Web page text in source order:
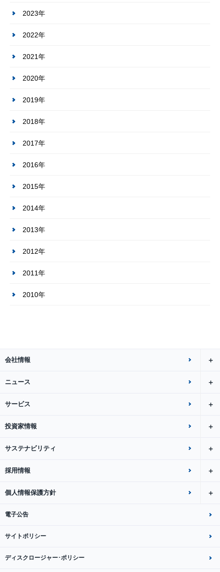
2023年
2022年
2021年
2020年
2019年
2018年
2017年
2016年
2015年
2014年
2013年
2012年
2011年
2010年
会社情報
ニュース
サービス
投資家情報
サステナビリティ
採用情報
個人情報保護方針
電子公告
サイトポリシー
ディスクロージャー･ポリシー